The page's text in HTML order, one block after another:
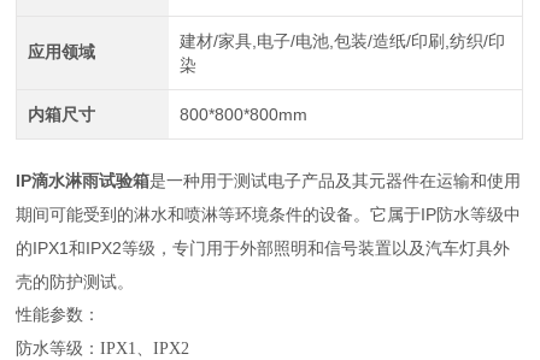
应用领域
建材/家具,电子/电池,包装/造纸/印刷,纺织/印
染
内箱尺寸 800*800*800mm
IP滴水淋雨试验箱是一种用于测试电子产品及其元器件在运输和使用
期间可能受到的淋水和喷淋等环境条件的设备。它属于IP防水等级中
的IPX1和IPX2等级，专门用于外部照明和信号装置以及汽车灯具外
壳的防护测试。
性能参数：
防水等级：IPX1、IPX2